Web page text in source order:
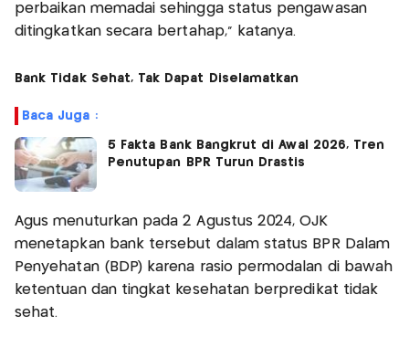
perbaikan memadai sehingga status pengawasan
ditingkatkan secara bertahap,” katanya.
Bank Tidak Sehat, Tak Dapat Diselamatkan
Baca Juga :
5 Fakta Bank Bangkrut di Awal 2026, Tren
Penutupan BPR Turun Drastis
Agus menuturkan pada 2 Agustus 2024, OJK
menetapkan bank tersebut dalam status BPR Dalam
Penyehatan (BDP) karena rasio permodalan di bawah
ketentuan dan tingkat kesehatan berpredikat tidak
sehat.